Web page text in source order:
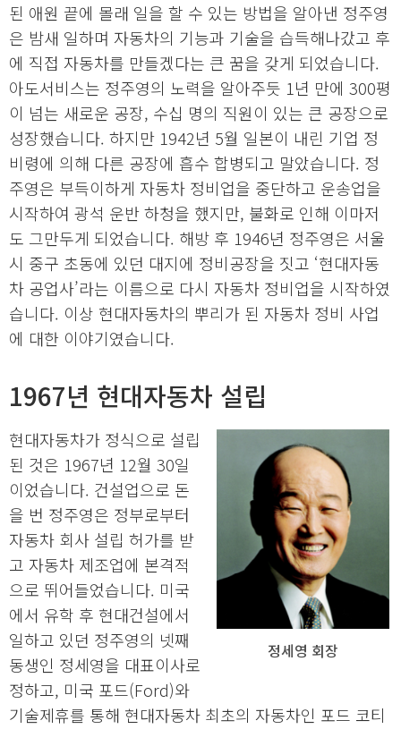
된 애원 끝에 몰래 일을 할 수 있는 방법을 알아낸 정주영
은 밤새 일하며 자동차의 기능과 기술을 습득해나갔고 후
에 직접 자동차를 만들겠다는 큰 꿈을 갖게 되었습니다.
아도서비스는 정주영의 노력을 알아주듯 1년 만에 300평
이 넘는 새로운 공장, 수십 명의 직원이 있는 큰 공장으로
성장했습니다. 하지만 1942년 5월 일본이 내린 기업 정
비령에 의해 다른 공장에 흡수 합병되고 말았습니다. 정
주영은 부득이하게 자동차 정비업을 중단하고 운송업을
시작하여 광석 운반 하청을 했지만, 불화로 인해 이마저
도 그만두게 되었습니다. 해방 후 1946년 정주영은 서울
시 중구 초동에 있던 대지에 정비공장을 짓고 ‘현대자동
차 공업사’라는 이름으로 다시 자동차 정비업을 시작하였
습니다. 이상 현대자동차의 뿌리가 된 자동차 정비 사업
에 대한 이야기였습니다.
1967년 현대자동차 설립
정세영 회장
현대자동차가 정식으로 설립
된 것은 1967년 12월 30일
이었습니다. 건설업으로 돈
을 번 정주영은 정부로부터
자동차 회사 설립 허가를 받
고 자동차 제조업에 본격적
으로 뛰어들었습니다. 미국
에서 유학 후 현대건설에서
일하고 있던 정주영의 넷째
동생인 정세영을 대표이사로
정하고, 미국 포드(Ford)와
기술제휴를 통해 현대자동차 최초의 자동차인 포드 코티